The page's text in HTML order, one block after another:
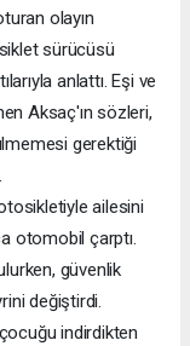
olayın
sürücüsü
anlattı. Eşi ve
Aksaç'ın sözleri,
gerektiği
ailesini
otomobil çarptı.
güvenlik
değiştirdi.
indirdikten